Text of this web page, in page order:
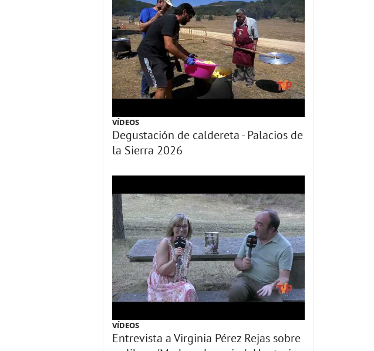
VÍDEOS
Degustación de caldereta - Palacios de
la Sierra 2026
VÍDEOS
Entrevista a Virginia Pérez Rejas sobre